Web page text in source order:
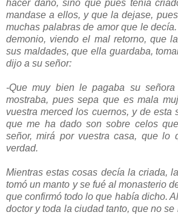
hacer daño, sino que pues tenía
mandase a ellos, y que la dejase,
muchas palabras de amor que le
demonio, viendo el mal retorno, que
sus maldades, que ella guardaba,
dijo a su señor:
-Que muy bien le pagaba su
mostraba, pues sepa que es mala
vuestra merced los cuernos, y de esta
que me ha dado son sobre celos
señor, mirá por vuestra casa, que lo
verdad.
Mientras estas cosas decía la criada,
tomó un manto y se fué al monasterio
que confirmó todo lo que había dicho.
doctor y toda la ciudad tanto, que no